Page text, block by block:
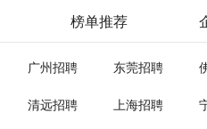
榜单推荐
广州招聘 东莞招聘
清远招聘 上海招聘